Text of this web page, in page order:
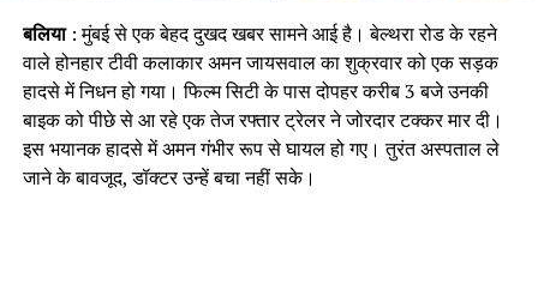
बलिया: मुंबई से एक बेहद दुखद खबर सामने आई है। बेल्थरा रोड के रहने
वाले होनहार टीवी कलाकार अमन जायसवाल का शुक्रवार को एक सड़क
हादसे में निधन हो गया। फिल्म सिटी के पास दोपहर करीब 3 बजे उनकी
बाइक को पीछे से आ रहे एक तेज रफ्तार ट्रेलर ने जोरदार टक्कर मार दी।
इस भयानक हादसे में अमन गंभीर रूप से घायल हो गए। तुरंत अस्पताल ले
जाने के बावजूद, डॉक्टर उन्हें बचा नहीं सके।